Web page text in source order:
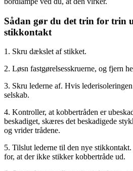
Sådan gør du det trin for trin
stikkontakt
1. Skru dækslet af stikket.
2. Løsn fastgørelsesskruerne, og fjern
3. Skru lederne af. Hvis
selskab.
4. Kontroller, at kobbertråden er
beskadiget, skæres det beskadigede
og vrider trådene.
5. Tilslut lederne til den nye
for, at der ikke stikker kobbertråde ud.